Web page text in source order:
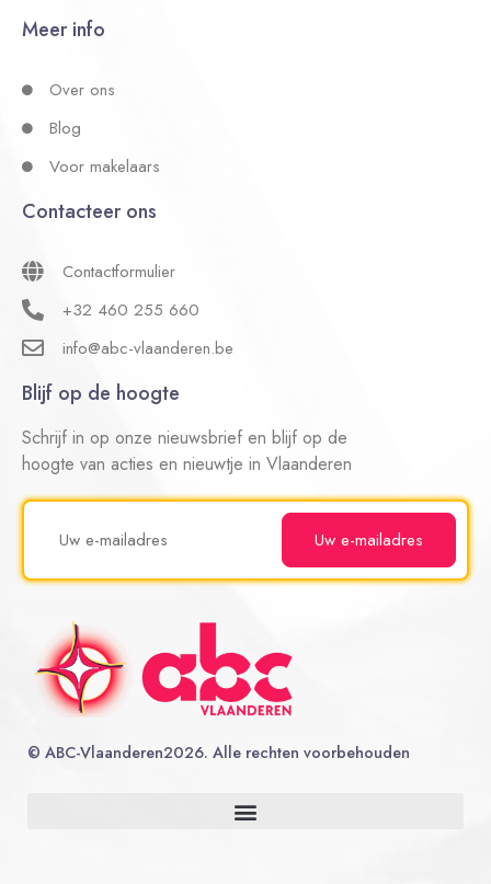
Meer info
Over ons
Blog
Voor makelaars
Contacteer ons
Contactformulier
+32 460 255 660
info@abc-vlaanderen.be
Blijf op de hoogte
Schrijf in op onze nieuwsbrief en blijf op de
hoogte van acties en nieuwtje in Vlaanderen
© ABC-Vlaanderen2026. Alle rechten voorbehouden